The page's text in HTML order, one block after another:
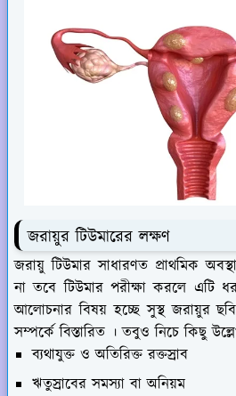
জরায়ুর টিউমারের লক্ষণ
জরায়ু টিউমার সাধারণত প্রাথমিক
না তবে টিউমার পরীক্ষা করলে এটি
আলোচনার বিষয় হচ্ছে সুস্থ জরায়ুর
সম্পর্কে বিস্তারিত । তবুও নিচে কিছু
ব্যথাযুক্ত ও অতিরিক্ত রক্তস্রাব
ঋতুস্রাবের সমস্যা বা অনিয়ম